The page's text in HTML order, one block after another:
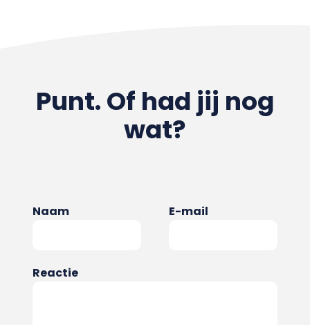
Punt. Of had jij nog
wat?
Naam E-mail
Reactie